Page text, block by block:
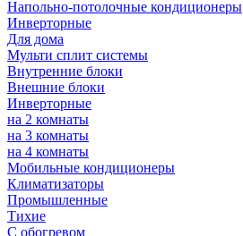
Напольно-потолочные кондиционеры
Инверторные
Для дома
Мульти сплит системы
Внутренние блоки
Внешние блоки
Инверторные
на 2 комнаты
на 3 комнаты
на 4 комнаты
Мобильные кондиционеры
Климатизаторы
Промышленные
Тихие
С обогревом